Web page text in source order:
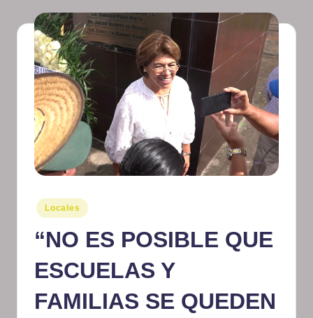
i
g
o
I
n
f
o
r
m
at
iv
o
Publicado
en
Locales
“NO ES POSIBLE QUE
ESCUELAS Y
FAMILIAS SE QUEDEN